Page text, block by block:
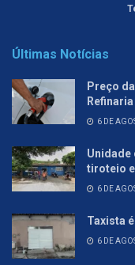
Últimas Notícias
Preço
6 DE
Unidade
tiroteio
6 DE
Taxista
6 DE